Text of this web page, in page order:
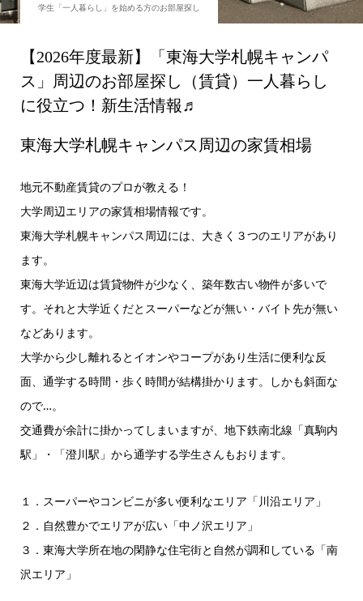
学生「一人暮らし」を始める方のお部屋探し
【2026年度最新】「東海大学札幌キャンパ
ス」周辺のお部屋探し（賃貸）一人暮らし
に役立つ！新生活情報♬
東海大学札幌キャンパス周辺の家賃相場
地元不動産賃貸のプロが教える！
大学周辺エリアの家賃相場情報です。
東海大学札幌キャンパス周辺には、大きく３つのエリアがあり
ます。
東海大学近辺は賃貸物件が少なく、築年数古い物件が多いで
す。それと大学近くだとスーパーなどが無い・バイト先が無い
などあります。
大学から少し離れるとイオンやコープがあり生活に便利な反
面、通学する時間・歩く時間が結構掛かります。しかも斜面な
ので…。
交通費が余計に掛かってしまいますが、地下鉄南北線「真駒内
駅」・「澄川駅」から通学する学生さんもおります。
１．スーパーやコンビニが多い便利なエリア「川沿エリア」
２．自然豊かでエリアが広い「中ノ沢エリア」
３．東海大学所在地の閑静な住宅街と自然が調和している「南
沢エリア」